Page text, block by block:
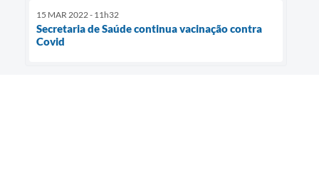
15 MAR 2022 - 11h32
Secretaria de Saúde continua vacinação contra
Covid